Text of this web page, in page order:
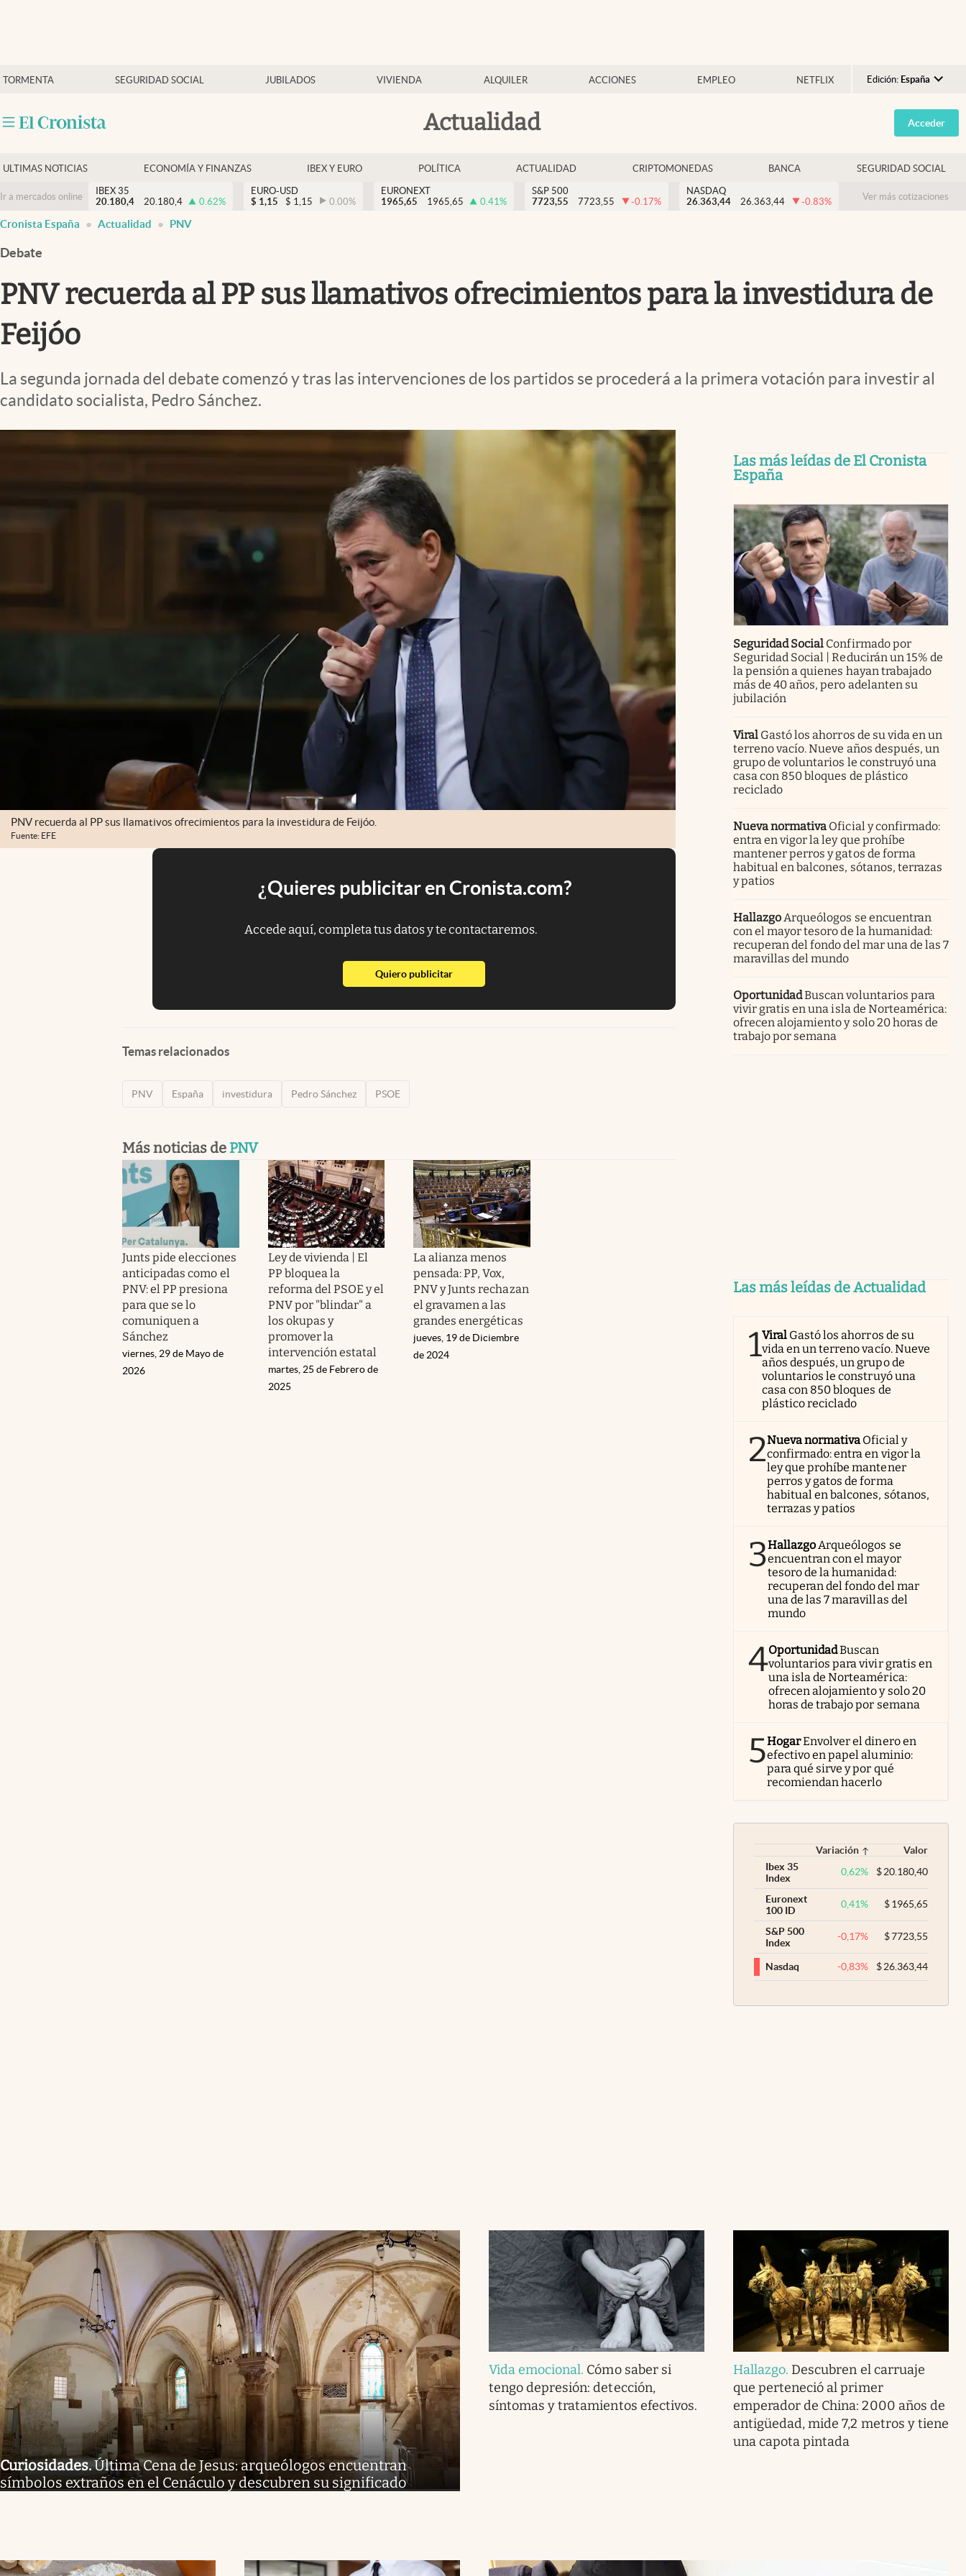
TORMENTA SEGURIDAD SOCIAL JUBILADOS VIVIENDA ALQUILER ACCIONES EMPLEO NETFLIX Edición: España
Argentina
España
USA
Colombia
Actualidad
Economía y finanzas
Criptomonedas
Acceder
ULTIMAS NOTICIAS ECONOMÍA Y FINANZAS IBEX Y EURO POLÍTICA ACTUALIDAD CRIPTOMONEDAS BANCA SEGURIDAD SOCIAL
Ir a mercados online
IBEX 35
20.180,4
20.180,4 0.62%
EURO-USD
$ 1,15 $ 1,15 0.00%
EURONEXT
1965,65
1965,65 0.41%
S&P 500
7723,55
7723,55 -0.17%
NASDAQ
26.363,44
26.363,44 -0.83% Ver más cotizaciones
Cronista España Actualidad PNV
Debate
PNV recuerda al PP sus llamativos ofrecimientos para la investidura de
Feijóo
La segunda jornada del debate comenzó y tras las intervenciones de los partidos se procederá a la primera votación para investir al
candidato socialista, Pedro Sánchez.
PNV recuerda al PP sus llamativos ofrecimientos para la investidura de Feijóo.
Fuente: EFE
¿Quieres publicitar en Cronista.com?
Accede aquí, completa tus datos y te contactaremos.
Quiero publicitarabre en nueva pestaña
Temas relacionados
PNV España investidura Pedro Sánchez PSOE
Más noticias de PNV
Junts pide elecciones
anticipadas como el
PNV: el PP presiona
para que se lo
comuniquen a
Sánchez
viernes, 29 de Mayo de
2026
Ley de vivienda | El
PP bloquea la
reforma del PSOE y el
PNV por "blindar" a
los okupas y
promover la
intervención estatal
martes, 25 de Febrero de
2025
La alianza menos
pensada: PP, Vox,
PNV y Junts rechazan
el gravamen a las
grandes energéticas
jueves, 19 de Diciembre
de 2024
Las más leídas de El Cronista
España
Seguridad Social Confirmado por
Seguridad Social | Reducirán un 15% de
la pensión a quienes hayan trabajado
más de 40 años, pero adelanten su
jubilación
Viral Gastó los ahorros de su vida en un
terreno vacío. Nueve años después, un
grupo de voluntarios le construyó una
casa con 850 bloques de plástico
reciclado
Nueva normativa Oficial y confirmado:
entra en vigor la ley que prohíbe
mantener perros y gatos de forma
habitual en balcones, sótanos, terrazas
y patios
HallazgoArqueólogos se encuentran
con el mayor tesoro de la humanidad:
recuperan del fondo del mar una de las 7
maravillas del mundo
OportunidadBuscan voluntarios para
vivir gratis en una isla de Norteamérica:
ofrecen alojamiento y solo 20 horas de
trabajo por semana
Las más leídas de Actualidad
1Viral Gastó los ahorros de su
vida en un terreno vacío. Nueve
años después, un grupo de
voluntarios le construyó una
casa con 850 bloques de
plástico reciclado
2Nueva normativa Oficial y
confirmado: entra en vigor la
ley que prohíbe mantener
perros y gatos de forma
habitual en balcones, sótanos,
terrazas y patios
3HallazgoArqueólogos se
encuentran con el mayor
tesoro de la humanidad:
recuperan del fondo del mar
una de las 7 maravillas del
mundo
4OportunidadBuscan
voluntarios para vivir gratis en
una isla de Norteamérica:
ofrecen alojamiento y solo 20
horas de trabajo por semana
5HogarEnvolver el dinero en
efectivo en papel aluminio:
para qué sirve y por qué
recomiendan hacerlo
Variación
Valor
Ibex 35
Index
0,62% $20.180,40
Euronext
100 ID
0,41% $1965,65
S&P 500
Index
-0,17% $7723,55
Nasdaq -0,83% $26.363,44
Curiosidades.Última Cena de Jesus: arqueólogos encuentran
símbolos extraños en el Cenáculo y descubren su significado
Vida emocional. Cómo saber si
tengo depresión: detección,
síntomas y tratamientos efectivos.
Hallazgo. Descubren el carruaje
que perteneció al primer
emperador de China: 2000 años de
antigüedad, mide 7,2 metros y tiene
una capota pintada